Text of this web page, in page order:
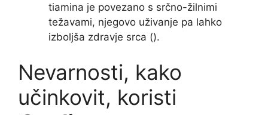
tiamina je povezano s srčno-žilnimi
težavami, njegovo uživanje pa lahko
izboljša zdravje srca ().
Nevarnosti, kako
učinkovit, koristi